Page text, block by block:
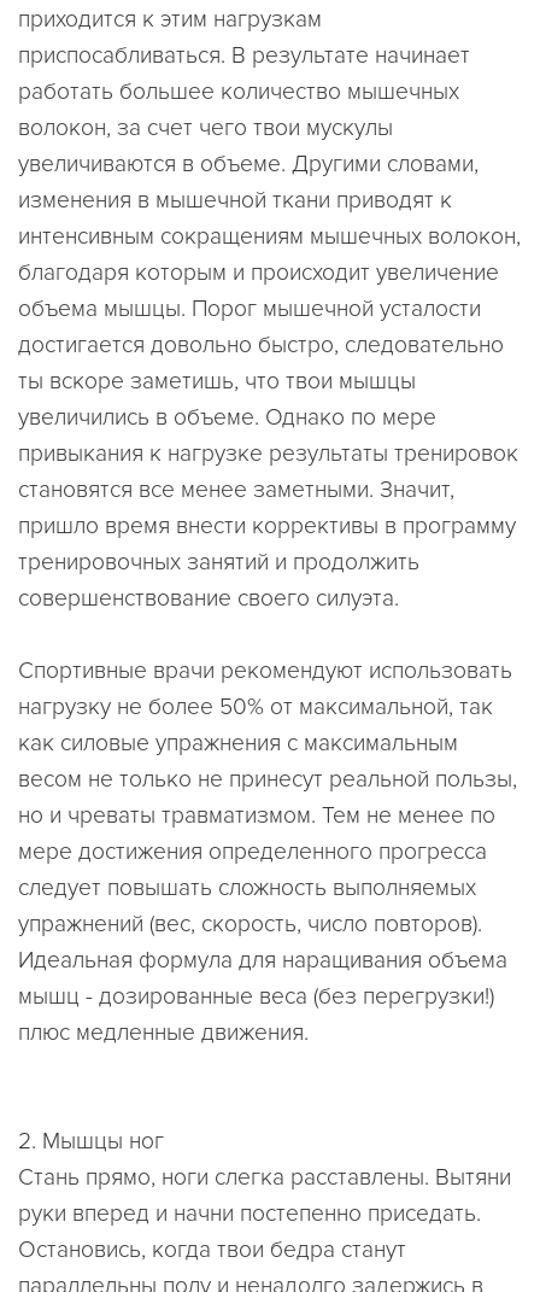
приходится к этим нагрузкам
приспосабливаться. В результате начинает
работать большее количество мышечных
волокон, за счет чего твои мускулы
увеличиваются в объеме. Другими словами,
изменения в мышечной ткани приводят к
интенсивным сокращениям мышечных волокон,
благодаря которым и происходит увеличение
объема мышцы. Порог мышечной усталости
достигается довольно быстро, следовательно
ты вскоре заметишь, что твои мышцы
увеличились в объеме. Однако по мере
привыкания к нагрузке результаты тренировок
становятся все менее заметными. Значит,
пришло время внести коррективы в программу
тренировочных занятий и продолжить
совершенствование своего силуэта.
Спортивные врачи рекомендуют использовать
нагрузку не более 50% от максимальной, так
как силовые упражнения с максимальным
весом не только не принесут реальной пользы,
но и чреваты травматизмом. Тем не менее по
мере достижения определенного прогресса
следует повышать сложность выполняемых
упражнений (вес, скорость, число повторов).
Идеальная формула для наращивания объема
мышц - дозированные веса (без перегрузки!)
плюс медленные движения.
2. Мышцы ног
Стань прямо, ноги слегка расставлены. Вытяни
руки вперед и начни постепенно приседать.
Остановись, когда твои бедра станут